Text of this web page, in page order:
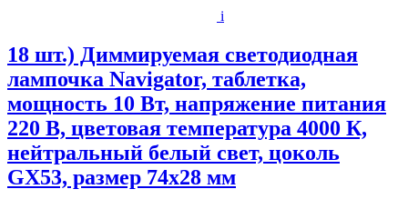
i
18 шт.) Диммируемая светодиодная
лампочка Navigator, таблетка,
мощность 10 Вт, напряжение питания
220 В, цветовая температура 4000 К,
нейтральный белый свет, цоколь
GX53, размер 74х28 мм